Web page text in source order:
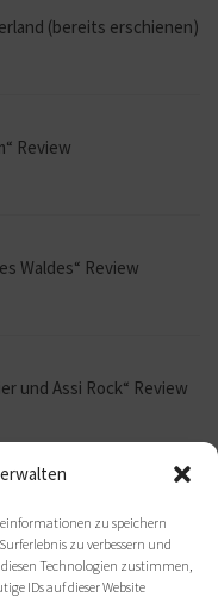
zu speichern
zu verbessern und
Technologien zustimmen,
IDs auf dieser Website
(bereits erschienen)
Review
Waldes“ Review
und Assi Rock“ Review